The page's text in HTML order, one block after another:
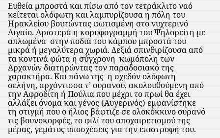
Ευθεία μπροστά και πίσω από τον τετράκλιτο ναό
κείτεται ολόφωτη και λαμπυρίζουσα η πόλη του
Ηρακλείου βουτώντας φωτισμένη στο νυχτερινό
Αιγαίο. Αριστερά η κορυφογραμμή του Ψηλορείτη με
απλωμένα στην ποδιά του κάμπου μπροστά του
μικρά ή μεγαλύτερα χωριά. Δεξιά σπινθιρίζουσα από
τα κοντινά φώτα η σύγχρονη κωμόπολη των
Αρχανών διατηρώντας τον παραδοσιακό της
χαρακτήρα. Και πάνω της η σχεδόν ολόφωτη
σελήνη, αρχόντισσα τ’ ουρανού, ακολουθούμενη από
την Αφροδίτη ή Πούλια που μέχρι το πρωί θα έχει
αλλάξει όνομα και γένος (Αυγερινός) εμφανίστηκε
τη στιγμή που ο ήλιος βάφτιζε σε ολοκόκκινο ουρανό
τις βουνοκορφές, το φιλί του αποχαιρετισμού της
μέρας, γεμάτος υποσχέσεις για την επιστροφή του.